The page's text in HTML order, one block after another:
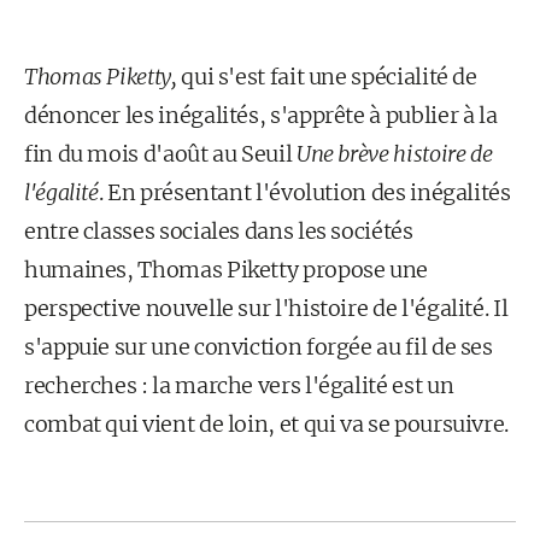
Thomas Piketty,qui s'est fait une spécialité de
dénoncer les inégalités, s'apprête à publier à la
fin du mois d'août au SeuilUne brève histoire de
l'égalité. En présentant l'évolution des inégalités
entre classes sociales dans les sociétés
humaines, Thomas Piketty propose une
perspective nouvelle sur l'histoire de l'égalité. Il
s'appuie sur une conviction forgée au fil de ses
recherches : la marche vers l'égalité est un
combat qui vient de loin, et qui va se poursuivre.